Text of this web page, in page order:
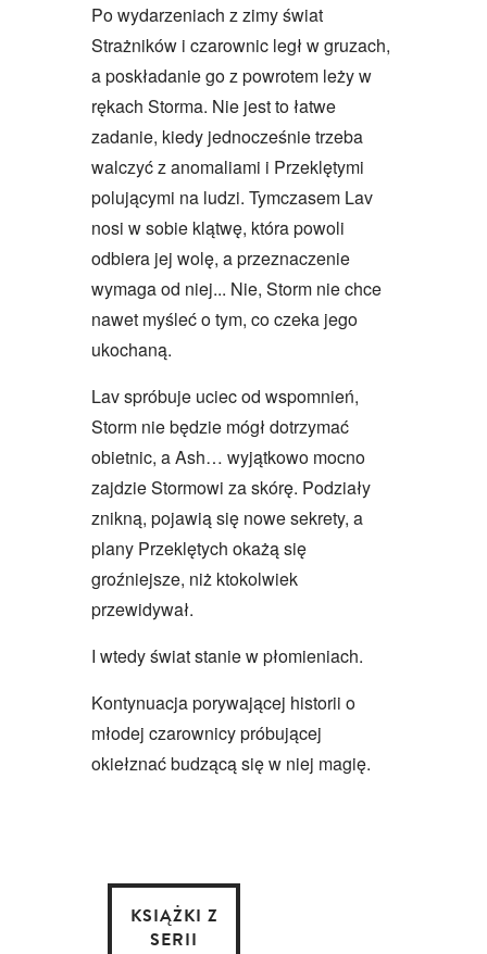
Po wydarzeniach z zimy świat
Strażników i czarownic legł w gruzach,
a poskładanie go z powrotem leży w
rękach Storma. Nie jest to łatwe
zadanie, kiedy jednocześnie trzeba
walczyć z anomaliami i Przeklętymi
polującymi na ludzi. Tymczasem Lav
nosi w sobie klątwę, która powoli
odbiera jej wolę, a przeznaczenie
wymaga od niej... Nie, Storm nie chce
nawet myśleć o tym, co czeka jego
ukochaną.
Lav spróbuje uciec od wspomnień,
Storm nie będzie mógł dotrzymać
obietnic, a Ash… wyjątkowo mocno
zajdzie Stormowi za skórę. Podziały
znikną, pojawią się nowe sekrety, a
plany Przeklętych okażą się
groźniejsze, niż ktokolwiek
przewidywał.
I wtedy świat stanie w płomieniach.
Kontynuacja porywającej historii o
młodej czarownicy próbującej
okiełznać budzącą się w niej magię.
KSIĄŻKI Z
SERII